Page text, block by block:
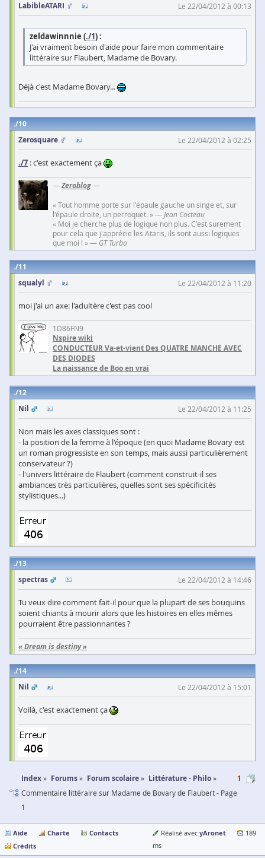
LabibleATARI
Le 22/04/2012 à 00:13
zeldawinnnie (./1) :
J'ai vraiment besoin d'aide pour faire mon commentaire
littéraire sur Flaubert, Madame de Bovary.
Déjà c'est Madame Bovary...
10
Zerosquare
Le 22/04/2012 à 02:25
./7 : c'est exactement ça
—Zeroblog—
« Tout homme porte sur l'épaule gauche un singe et, sur
l'épaule droite, un perroquet. » — Jean Cocteau
« Moi je cherche plus de logique non plus. C'est surement
pour cela que j'apprécie les Ataris, ils sont aussi logiques
que moi ! » — GT Turbo
11
squalyl
Le 22/04/2012 à 11:20
moi j'ai un axe: l'adultère c'est pas cool
1D86FN9
Nspire wiki
CONDUCTEUR Va-et-vient Des QUATRE MANCHE AVEC
DES DIODES
La naissance de Boo en vrai
12
Nil
Le 22/04/2012 à 11:25
Non mais les axes classiques sont :
- la position de la femme à l'époque (en quoi Madame Bovary est
un roman progressiste en son temps, mais aussi particulièrement
conservateur ?)
- l'univers littéraire de Flaubert (comment construit-il ses
ambiances très particulières, quelles sont ses spécificités
stylistiques...)
13
spectras
Le 22/04/2012 à 14:46
Tu veux dire comment fait-il pour que la plupart de ses bouquins
soient chiants à mourir alors que les histoires en elles mêmes
pourraient être passionnantes ?
« Dream is destiny »
14
Nil
Le 22/04/2012 à 15:01
Voilà, c'est exactement ça
Index Forums Forum scolaire Littérature - Philo
Commentaire littéraire sur Madame de Bovary de Flaubert - Page
1
1
Aide Charte
Contacts
Crédits
Réalisé avec yAronet
189
ms